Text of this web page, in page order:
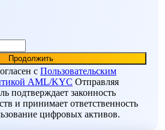
c Пользовательским
AML/KYC Отправляя
подтверждает законность
и принимает ответственность
цифровых активов.